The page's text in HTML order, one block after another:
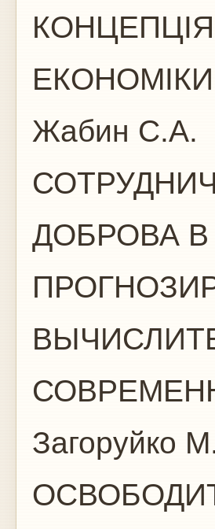
Жабин С.А.
ДОБРОВА
Загоруйко